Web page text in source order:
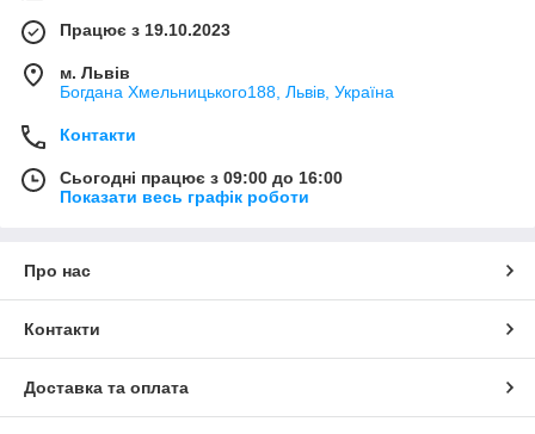
Працює з 19.10.2023
м. Львів
Богдана Хмельницького188, Львів, Україна
Контакти
Сьогодні працює з 09:00 до 16:00
Показати весь графік роботи
Про нас
Контакти
Доставка та оплата